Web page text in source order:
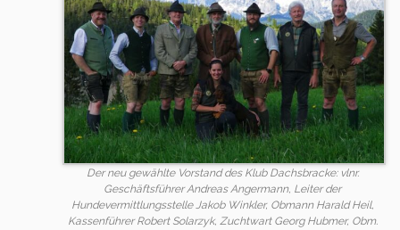
Der neu gewählte Vorstand des Klub Dachsbracke: vlnr.
Geschäftsführer Andreas Angermann, Leiter der
Hundevermittlungsstelle Jakob Winkler, Obmann Harald Heil,
Kassenführer Robert Solarzyk, Zuchtwart Georg Hubmer, Obm.